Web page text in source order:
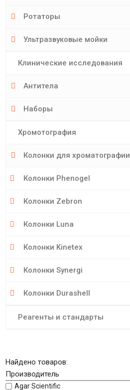
Ротаторы
Ультразвуковые мойки
Клинические исследования
Антитела
Наборы
Хромотография
Колонки для хроматографии
Колонки Phenogel
Колонки Zebron
Колонки Luna
Колонки Kinetex
Колонки Synergi
Колонки Durashell
Реагенты и стандарты
Найдено товаров:
Производитель
Agar Scientific